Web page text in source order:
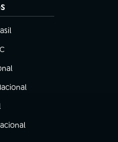
aba)
aba)
nova aba)